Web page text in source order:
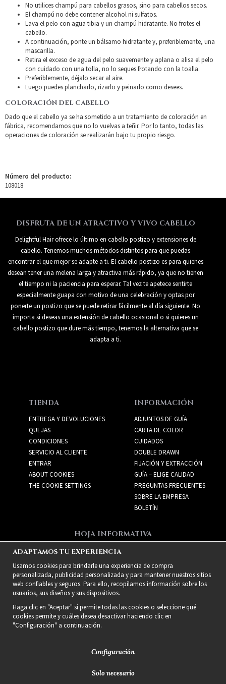
No utilices champú para cabellos grasos, sino para cabellos secos.
El champú no debe contener alcohol ni sulfatos.
Lava el pelo con agua tibia y un champú hidratante. No frotes el
cabello.
A continuación, ponte un bálsamo hidratante y, preferiblemente, una
mascarilla.
Retira el exceso de agua del pelo suavemente y aplana o alisa el pelo
con cuidado con una tolla, no lo seques frotando con la toalla.
Preferiblemente, déjalo secar al aire.
Luego puedes plancharlo, rizarlo y peinarlo como desees.
COLORACIÓN DEL CABELLO
Dado que el cabello ya se ha sometido a un tratamiento de coloración en
fábrica, recomendamos que no lo vuelvas a teñir. Por lo tanto, todas las
operaciones de coloración se realizarán bajo tu propio riesgo.
Número del producto:
108018
DISFRUTA DE UN ATRACTIVO Y VIVO CABELLO
Delightful Hair ofrece lo último en cabello postizo y extensiones de
cabello. Tenemos muchos métodos distintos para que puedas
encontrar el que mejor se adapte a ti. El cabello postizo es para quienes
desean tener una melena larga y atractiva más rápido, ya que no tienen
el tiempo ni la paciencia para esperar. Tal vez te apetece sentirte
especialmente guapa con motivo de una celebración y optas por
ponerte un postizo que se puede retirar fácilmente al día siguiente. No
importa si deseas una extensión de cabello ocasional o si quieres un
cabello postizo que dure más tiempo, tenemos la alternativa que se
adapta a ti.
TIENDA
ENTREGA Y DEVOLUCIONES
QUEJAS
CONDICIONES
SERVICIO AL CLIENTE
ENTRAR
ABOUT COOKIES
THE COOKIE SETTINGS
INFORMACIÓN
ADJUNTOS DE GUÍA
CARTA DE COLOR
CUIDADOS
DOUBLE DRAWN
FIJACIÓN Y EXTRACCIÓN
GUÍA – ELIGE CALIDAD
PREGUNTAS FRECUENTES
SOBRE LA EMPRESA
BOLETÍN
HOJA INFORMATIVA
Recibe las mejores ofertas
y nuevos productos!
ADAPTAMOS TU EXPERIENCIA
Usamos cookies para brindarle una experiencia de compra
personalizada, publicidad personalizada y para mantener nuestros sitios
web confiables y seguros. Para ello, recopilamos información sobre los
usuarios, sus diseños y sus dispositivos.
Haga clic en "Aceptar" si permite todas las cookies o seleccione qué
cookies permite y cuáles desea desactivar haciendo clic en
"Configuración" a continuación.
Configuración
Solo necesario